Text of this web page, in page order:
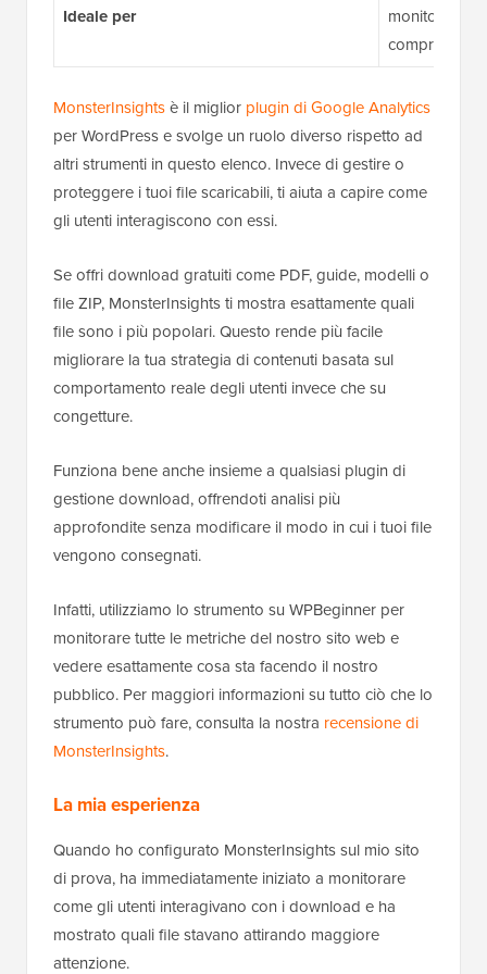
Ideale per
monitorare i
MonsterInsightsè il miglior plugin di Google Analytics
per WordPress e svolge un ruolo diverso rispetto ad
altri strumenti in questo elenco. Invece di gestire o
proteggere i tuoi file scaricabili, ti aiuta a capire come
gli utenti interagiscono con essi.
Se offri download gratuiti come PDF, guide, modelli o
file ZIP, MonsterInsights ti mostra esattamente quali
file sono i più popolari. Questo rende più facile
migliorare la tua strategia di contenuti basata sul
comportamento reale degli utenti invece che su
congetture.
Funziona bene anche insieme a qualsiasi plugin di
gestione download, offrendoti analisi più
approfondite senza modificare il modo in cui i tuoi file
vengono consegnati.
Infatti, utilizziamo lo strumento su WPBeginner per
monitorare tutte le metriche del nostro sito web e
vedere esattamente cosa sta facendo il nostro
pubblico. Per maggiori informazioni su tutto ciò che lo
strumento può fare, consulta la nostra recensione di
MonsterInsights.
La mia esperienza
Quando ho configurato MonsterInsights sul mio sito
di prova, ha immediatamente iniziato a monitorare
come gli utenti interagivano con i download e ha
mostrato quali file stavano attirando maggiore
attenzione.